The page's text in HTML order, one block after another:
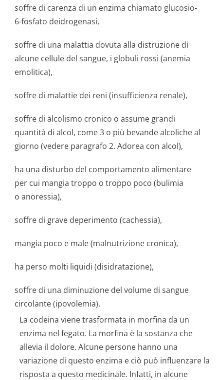
soffre di carenza di un enzima chiamato glucosio-
6-fosfato deidrogenasi,
soffre di una malattia dovuta alla distruzione di
alcune cellule del sangue, i globuli rossi (anemia
emolitica),
soffre di malattie dei reni (insufficienza renale),
soffre di alcolismo cronico o assume grandi
quantità di alcol, come 3 o più bevande alcoliche al
giorno (vedere paragrafo 2. Adorea con alcol),
ha una disturbo del comportamento alimentare
per cui mangia troppo o troppo poco (bulimia
o anoressia),
soffre di grave deperimento (cachessia),
mangia poco e male (malnutrizione cronica),
ha perso molti liquidi (disidratazione),
soffre di una diminuzione del volume di sangue
circolante (ipovolemia).
La codeina viene trasformata in morfina da un
enzima nel fegato. La morfina è la sostanza che
allevia il dolore. Alcune persone hanno una
variazione di questo enzima e ciò può influenzare la
risposta a questo medicinale. Infatti, in alcune